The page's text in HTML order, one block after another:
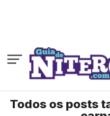
Todos os posts